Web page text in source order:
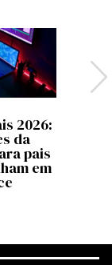
2026:
da
pais
em